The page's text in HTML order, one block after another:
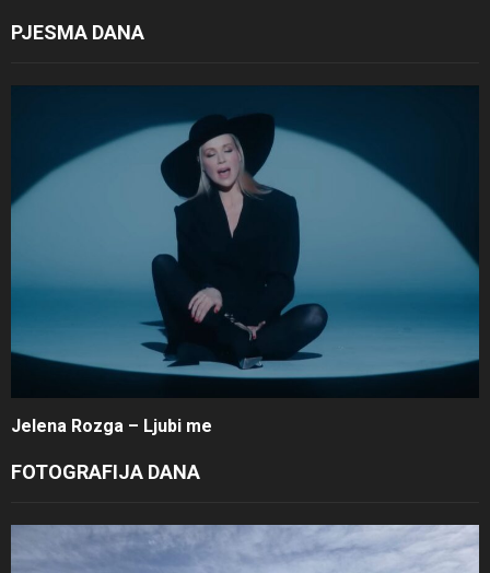
PJESMA DANA
Jelena Rozga – Ljubi me
FOTOGRAFIJA DANA